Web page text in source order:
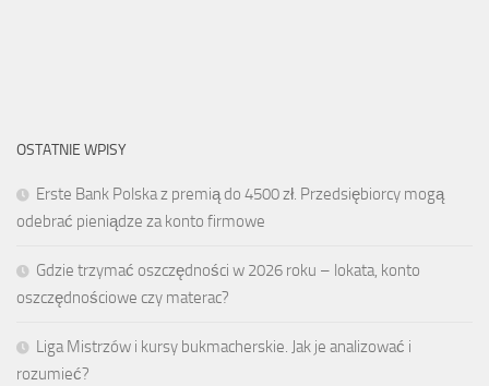
OSTATNIE WPISY
Erste Bank Polska z premią do 4500 zł. Przedsiębiorcy mogą
odebrać pieniądze za konto firmowe
Gdzie trzymać oszczędności w 2026 roku – lokata, konto
oszczędnościowe czy materac?
Liga Mistrzów i kursy bukmacherskie. Jak je analizować i
rozumieć?